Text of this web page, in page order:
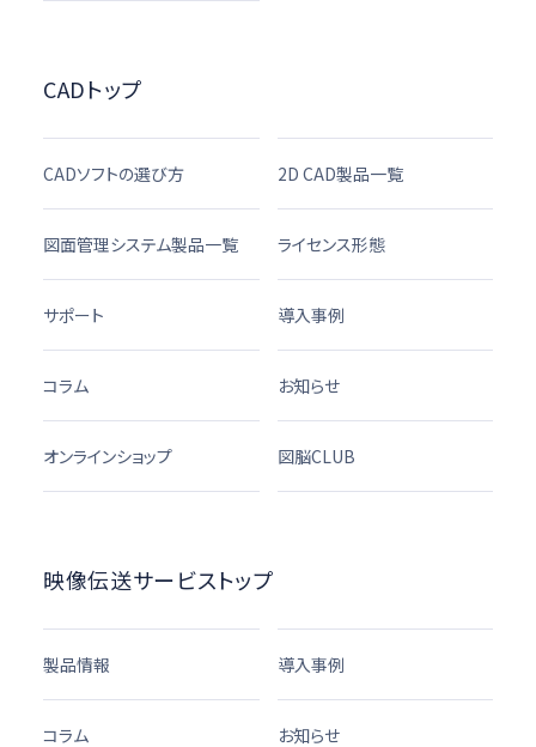
CADトップ
CADソフトの選び方 2D CAD製品一覧
図面管理システム製品一覧 ライセンス形態
サポート 導入事例
コラム お知らせ
オンラインショップ 図脳CLUB
映像伝送サービストップ
製品情報 導入事例
コラム お知らせ